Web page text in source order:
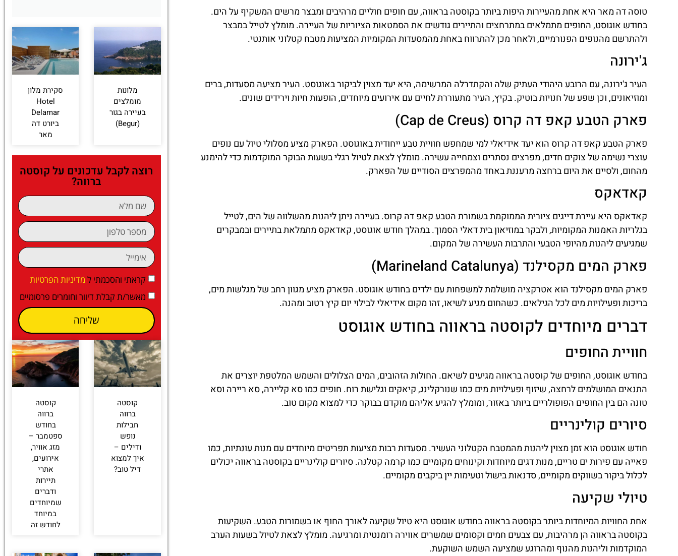
טוסה דה מאר היא אחת מהעיירות היפות ביותר בקוסטה בראווה, עם חופים חוליים מרהיבים ומבצר מרשים המשקיף על הים.
בחודש אוגוסט, החופים מתמלאים במתרחצים והתיירים גודשים את הסמטאות הציוריות של העיירה. מומלץ לטייל במבצר
ולהתרשם מהנופים הפנורמיים, ולאחר מכן להתרווח באחת מהמסעדות המקומיות המציעות מטבח קטלוני אותנטי.
ג'ירונה
העיר ג'ירונה, עם הרובע היהודי העתיק שלה והקתדרלה המרשימה, היא יעד מצוין לביקור באוגוסט. העיר מציעה מסעדות, ברים
ומוזיאונים, וכן שפע של חנויות בוטיק. בקיץ, העיר מתעוררת לחיים עם אירועים מיוחדים, הופעות חיות וירידים שונים.
פארק הטבע קאפ דה קרוס (Cap de Creus)
פארק הטבע קאפ דה קרוס הוא יעד אידיאלי למי שמחפש חוויית טבע ייחודית באוגוסט. הפארק מציע מסלולי טיול עם נופים
עוצרי נשימה של צוקים חדים, מפרצים נסתרים וצמחייה עשירה. מומלץ לצאת לטיול רגלי בשעות הבוקר המוקדמות כדי להימנע
מהחום, ולסיים את היום ברחצה מרעננת באחד מהמפרצים הסודיים של הפארק.
קאדאקס
קאדאקס היא עיירת דייגים ציורית הממוקמת בשמורת הטבע קאפ דה קרוס. בעיירה ניתן ליהנות מהשלווה של הים, לטייל
בגלריות האמנות המקומיות, ולבקר במוזיאון בית דאלי הסמוך. במהלך חודש אוגוסט, קאדאקס מתמלאת בתיירים ובמבקרים
שמגיעים ליהנות מהיופי הטבעי והתרבות העשירה של המקום.
פארק המים מקסילנד (Marineland Catalunya)
פארק המים מקסילנד הוא אטרקציה מושלמת למשפחות עם ילדים בחודש אוגוסט. הפארק מציע מגוון רחב של מגלשות מים,
בריכות ופעילויות מים לכל הגילאים. כשהחום מגיע לשיאו, זהו מקום אידיאלי לבילוי יום קיץ רטוב ומהנה.
דברים מיוחדים לקוסטה בראווה בחודש אוגוסט
חוויית החופים
בחודש אוגוסט, החופים של קוסטה בראווה מגיעים לשיאם. החולות הזהובים, המים הצלולים והשמש המלטפת יוצרים את
התנאים המושלמים לרחצה, שיזוף ופעילויות מים כמו שנורקלינג, קיאקים וגלישת רוח. חופים כמו סא קליירה, סא ריירה וסא
טונה הם בין החופים הפופולריים ביותר באזור, ומומלץ להגיע אליהם מוקדם בבוקר כדי למצוא מקום טוב.
סיורים קולינריים
חודש אוגוסט הוא זמן מצוין ליהנות מהמטבח הקטלוני העשיר. מסעדות רבות מציעות תפריטים מיוחדים עם מנות עונתיות, כמו
פאייה עם פירות ים טריים, מנות דגים מיוחדות וקינוחים מקומיים כמו קרמה קטלנה. סיורים קולינריים בקוסטה בראווה יכולים
לכלול ביקור בשווקים מקומיים, סדנאות בישול וטעימות יין ביקבים מקומיים.
טיולי שקיעה
אחת החוויות המיוחדות ביותר בקוסטה בראווה בחודש אוגוסט היא טיול שקיעה לאורך החוף או בשמורות הטבע. השקיעות
בקוסטה בראווה הן מרהיבות, עם צבעים חמים וקסומים שמשרים אווירה רומנטית ומרגיעה. מומלץ לצאת לטיול בשעות הערב
המוקדמות וליהנות מהנוף ומהרוגע שמציעה השמש השוקעת.
מלונות
מומלצים
בעיירה בגור
(Begur)
סקירת מלון
Hotel
Delamar
ביורט דה
מאר
רוצה לקבל עדכונים על קוסטה
ברווה?
קראתי והסכמתי ל מדיניות הפרטיות
מאשר/ת קבלת דיוור וחומרים פרסומיים
שליחה
קוסטה
ברווה
חבילות
נופש
ודילים –
איך למצוא
דיל טוב?
קוסטה
ברווה
בחודש
ספטמבר –
מזג אוויר,
אירועים,
אתרי
תיירות
ודברים
שמיוחדים
במיוחד
לחודש זה